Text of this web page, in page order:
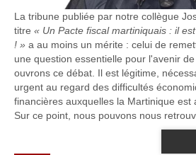
La tribune publiée par notre collègue
titre « Un Pacte fiscal martiniquais : il
! » a au moins un mérite : celui de
une question essentielle pour l'avenir
ouvrons ce débat. Il est légitime,
urgent au regard des difficultés
financières auxquelles la Martinique est
Sur ce point, nous pouvons nous